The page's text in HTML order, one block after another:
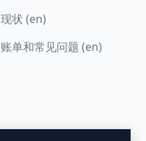
现状 (en)
账单和常见问题 (en)